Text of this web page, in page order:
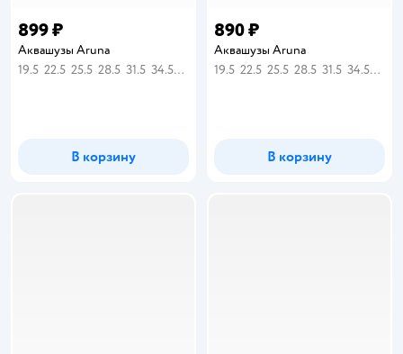
899 ₽
Аквашузы Aruna
19.5 22.5 25.5 28.5 31.5 34.5 36
В корзину
890 ₽
Аквашузы Aruna
19.5 22.5 25.5 28.5 31.5 34.5 36
В корзину